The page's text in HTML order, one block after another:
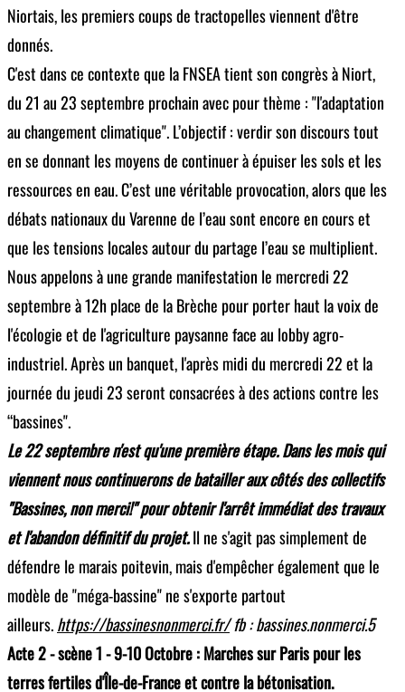
Niortais, les premiers coups de tractopelles viennent d'être
donnés.
C'est dans ce contexte que la FNSEA tient son congrès à Niort,
du 21 au 23 septembre prochain avec pour thème : "l'adaptation
au changement climatique". L’objectif : verdir son discours tout
en se donnant les moyens de continuer à épuiser les sols et les
ressources en eau. C’est une véritable provocation, alors que les
débats nationaux du Varenne de l’eau sont encore en cours et
que les tensions locales autour du partage l’eau se multiplient.
Nous appelons à une grande manifestation le mercredi 22
septembre à 12h place de la Brèche pour porter haut la voix de
l'écologie et de l'agriculture paysanne face au lobby agro-
industriel. Après un banquet, l'après midi du mercredi 22 et la
journée du jeudi 23 seront consacrées à des actions contre les
“bassines".
Le 22 septembre n'est qu'une première étape. Dans les mois qui
viennent nous continuerons de batailler aux côtés des collectifs
"Bassines, non merci!" pour obtenir l'arrêt immédiat des travaux
et l'abandon définitif du projet.Il ne s'agit pas simplement de
défendre le marais poitevin, mais d'empêcher également que le
modèle de "méga-bassine" ne s'exporte partout
ailleurs.https://bassinesnonmerci.fr/fb : bassines.nonmerci.5
Acte 2 - scène 1 - 9-10 Octobre : Marches sur Paris pour les
terres fertiles d'Île-de-France et contre la bétonisation.